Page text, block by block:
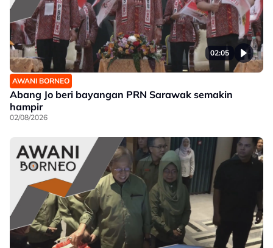
02:05
AWANI BORNEO
Abang Jo beri bayangan PRN Sarawak semakin
hampir
02/08/2026